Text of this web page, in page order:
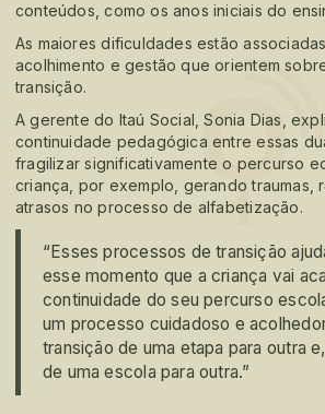
conteúdos, como os anos iniciais do
As maiores dificuldades estão
acolhimento e gestão que orientem
transição.
A gerente do Itaú Social, Sonia Dias,
continuidade pedagógica entre essas
fragilizar significativamente o percurso
criança, por exemplo, gerando traumas,
atrasos no processo de alfabetização.
“Esses processos de transição
esse momento que a criança vai
continuidade do seu percurso
um processo cuidadoso e
transição de uma etapa para outra
de uma escola para outra.”